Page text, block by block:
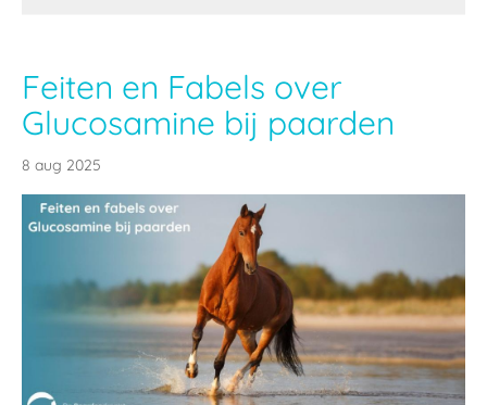
Feiten en Fabels over
Glucosamine bij paarden
8 aug 2025